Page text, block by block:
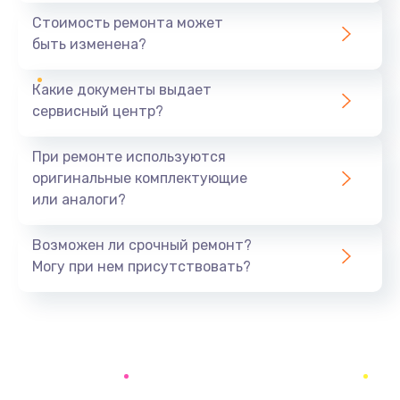
590 руб.
Замена задней крышки устройства
Замена микросхемы (звук, контроллер,
Заказать
Стоимость ремонта может
быть изменена?
Какие документы выдает
сервисный центр?
При ремонте используются
оригинальные комплектующие
или аналоги?
Возможен ли срочный ремонт?
Могу при нем присутствовать?